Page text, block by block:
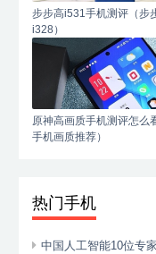
步步高i531手机测评（步
i328）
原神高画质手机测评怎么
手机画质推荐）
热门手机
中国人工智能10位专